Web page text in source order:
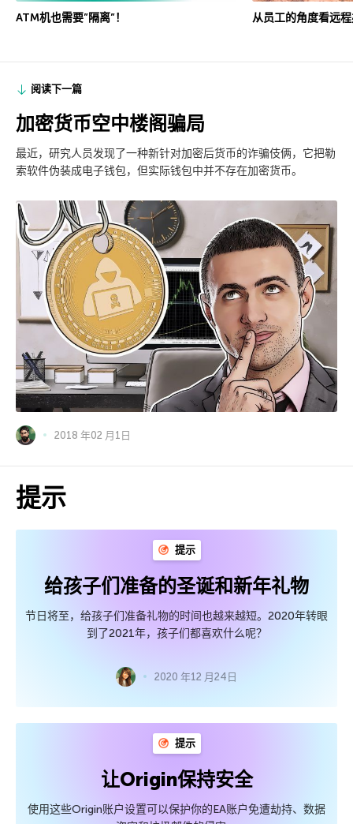
ATM机也需要”隔离”！ 从员工的角度看远
阅读下一篇
加密货币空中楼阁骗局
最近，研究人员发现了一种新针对加密后货币的诈骗伎俩，它把勒
索软件伪装成电子钱包，但实际钱包中并不存在加密货币。
2018 年02 月1日
提示
提示
给孩子们准备的圣诞和新年礼物
节日将至，给孩子们准备礼物的时间也越来越短。2020年转眼
到了2021年，孩子们都喜欢什么呢？
2020 年12 月24日
提示
让Origin保持安全
使用这些Origin账户设置可以保护你的EA账户免遭劫持、数据